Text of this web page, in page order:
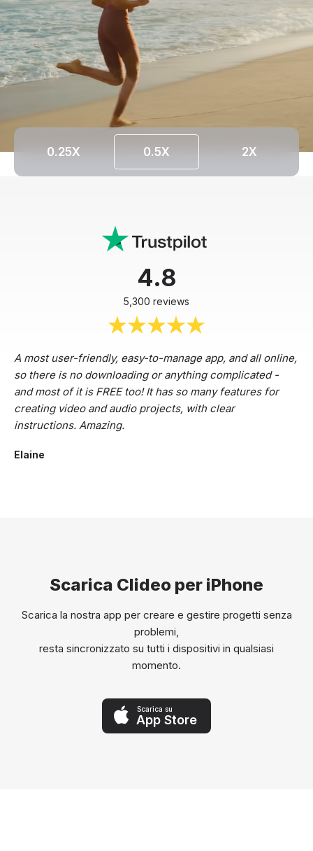
0.25X 0.5X 2X
4.8
5,300 reviews
A most user-friendly, easy-to-manage app, and all online,
so there is no downloading or anything complicated -
and most of it is FREE too! It has so many features for
creating video and audio projects, with clear
instructions. Amazing.
Elaine
Scarica Clideo per iPhone
Scarica la nostra app per creare e gestire progetti senza
problemi,
resta sincronizzato su tutti i dispositivi in qualsiasi
momento.
Scarica su
App Store